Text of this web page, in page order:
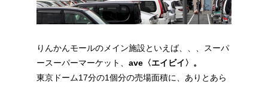
りんかんモールのメイン施設といえば、、、スーパ
ースーパーマーケット、 ave〈エイビイ〉。
東京ドーム17分の1個分の売場面積に、ありとあら